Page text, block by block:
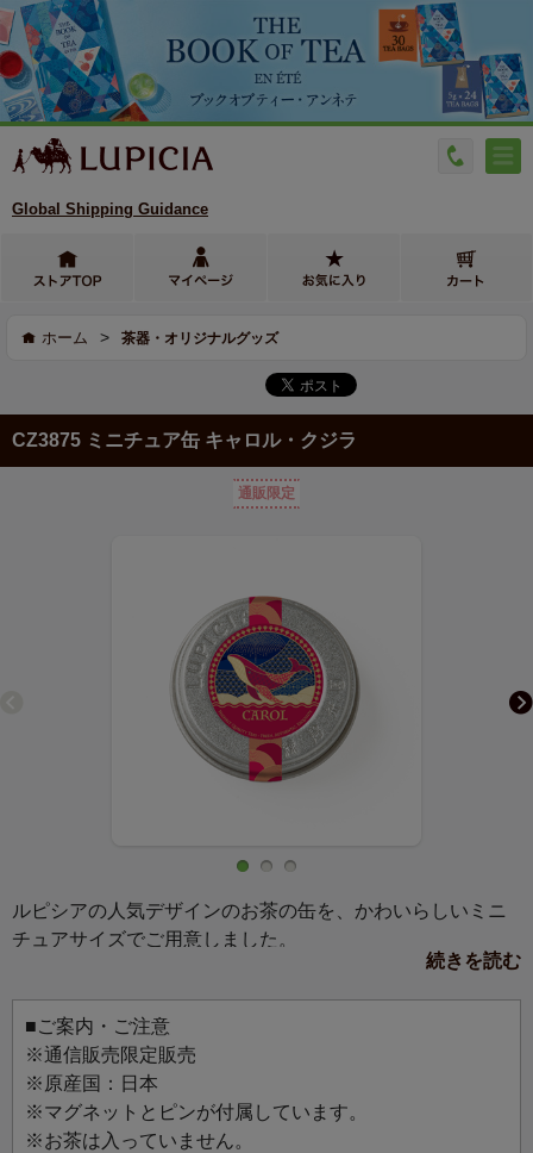
Global Shipping Guidance
ホーム > 茶器・オリジナルグッズ
CZ3875 ミニチュア缶 キャロル・クジラ
通販限定
ルピシアの人気デザインのお茶の缶を、かわいらしいミニ
チュアサイズでご用意しました。
マグネットか缶バッジ、お好きな仕様を選んでお使いいた
だけます。
お気に入りのバッグにつけて、マグネットボードに飾っ
て、お好みのスタイルでお楽しみください。
未来へつないでいきたい、地球の自然やいきものたちへの
想いを背景に、動物たちの世界を楽しく描きました。
続きを読む
■ご案内・ご注意
※通信販売限定販売
※原産国：日本
※マグネットとピンが付属しています。
※お茶は入っていません。